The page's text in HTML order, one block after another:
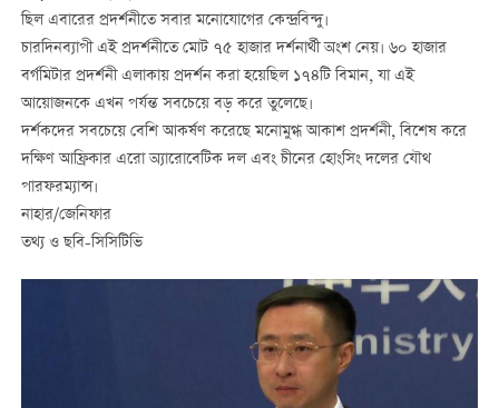
ছিল এবারের প্রদর্শনীতে সবার মনোযোগের কেন্দ্রবিন্দু।
চারদিনব্যাপী এই প্রদর্শনীতে মোট ৭৫ হাজার দর্শনার্থী অংশ নেয়। ৬০ হাজার
বর্গমিটার প্রদর্শনী এলাকায় প্রদর্শন করা হয়েছিল ১৭৪টি বিমান, যা এই
আয়োজনকে এখন পর্যন্ত সবচেয়ে বড় করে তুলেছে।
দর্শকদের সবচেয়ে বেশি আকর্ষণ করেছে মনোমুগ্ধ আকাশ প্রদর্শনী, বিশেষ করে
দক্ষিণ আফ্রিকার এরো অ্যারোবেটিক দল এবং চীনের হোংসিং দলের যৌথ
পারফরম্যান্স।
নাহার/জেনিফার
তথ্য ও ছবি-সিসিটিভি